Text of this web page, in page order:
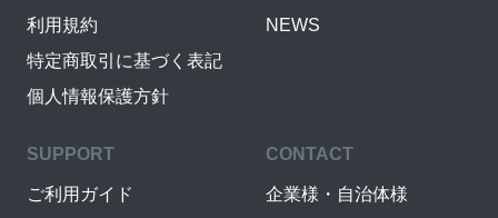
利用規約
特定商取引に基づく表記
個人情報保護方針
NEWS
SUPPORT
ご利用ガイド
CONTACT
企業様・自治体様